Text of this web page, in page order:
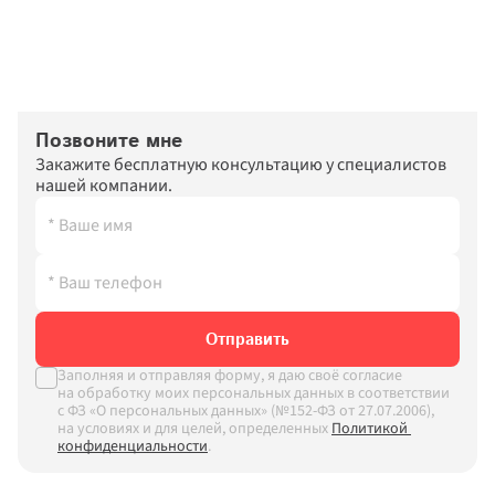
Позвоните мне
Закажите бесплатную консультацию у специалистов
нашей компании.
Отправить
Заполняя и отправляя форму, я даю своё согласие
на обработку моих персональных данных в соответствии
с ФЗ «О персональных данных» (№152-ФЗ от 27.07.2006),
на условиях и для целей, определенныхПолитикой
конфиденциальности.